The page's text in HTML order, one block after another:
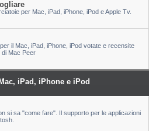
per Mac, iPad, iPhone, iPod e Apple Tv.
il Mac, iPad, iPhone, iPod votate e recensite
di Mac Peer
iPad, iPhone e iPod
si sa "come fare". Il supporto per le applicazioni